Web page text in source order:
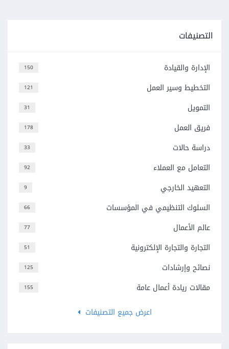
التصنيفات
150 الإدارة والقيادة
121 التخطيط وسير العمل
31 التمويل
178 فريق العمل
33 دراسة حالات
92 التعامل مع العملاء
9 التعهيد الخارجي
66 السلوك التنظيمي في المؤسسات
77 عالم الأعمال
51 التجارة والتجارة الإلكترونية
125 نصائح وإرشادات
155
مقالات ريادة أعمال عامة
اعرض جميع التصنيفات